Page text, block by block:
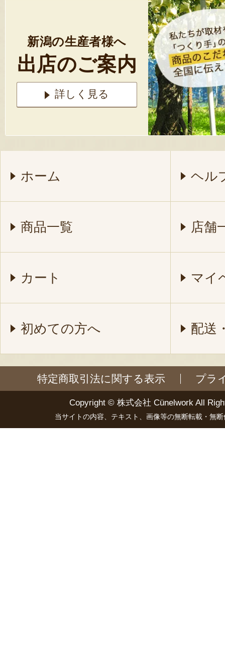
新潟の生産者様へ
出店のご案内
詳しく見る
ホーム ヘル
商品一覧 店舗
カート マイ
初めての方へ 配送
特定商取引法に関する表示 プラ
Copyright © 株式会社 Cünelwork All
当サイトの内容、テキスト、画像等の無断転載・無